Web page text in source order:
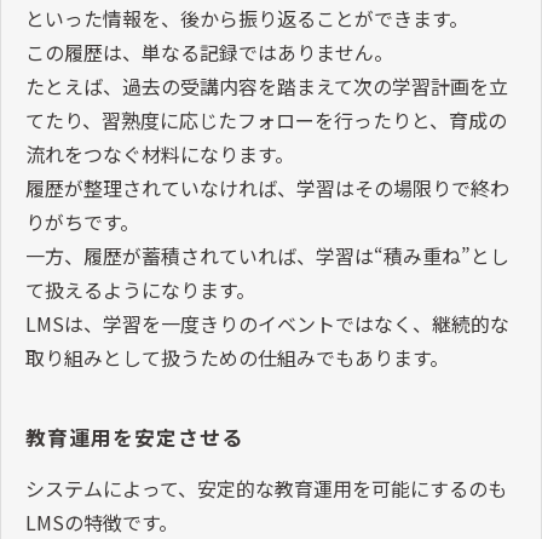
といった情報を、後から振り返ることができます。
この履歴は、単なる記録ではありません。
たとえば、過去の受講内容を踏まえて次の学習計画を立
てたり、習熟度に応じたフォローを行ったりと、育成の
流れをつなぐ材料になります。
履歴が整理されていなければ、学習はその場限りで終わ
りがちです。
一方、履歴が蓄積されていれば、学習は“積み重ね”とし
て扱えるようになります。
LMSは、学習を一度きりのイベントではなく、継続的な
取り組みとして扱うための仕組みでもあります。
教育運用を安定させる
システムによって、安定的な教育運用を可能にするのも
LMSの特徴です。